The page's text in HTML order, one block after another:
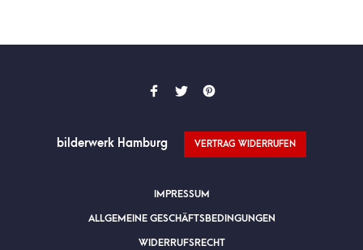
bilderwerk Hamburg VERTRAG WIDERRUFEN
IMPRESSUM
ALLGEMEINE GESCHÄFTSBEDINGUNGEN
WIDERRUFSRECHT